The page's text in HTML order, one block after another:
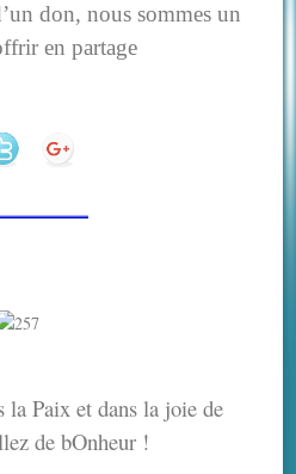
don, nous sommes un
en partage
la Paix et dans la joie de
de bOnheur !